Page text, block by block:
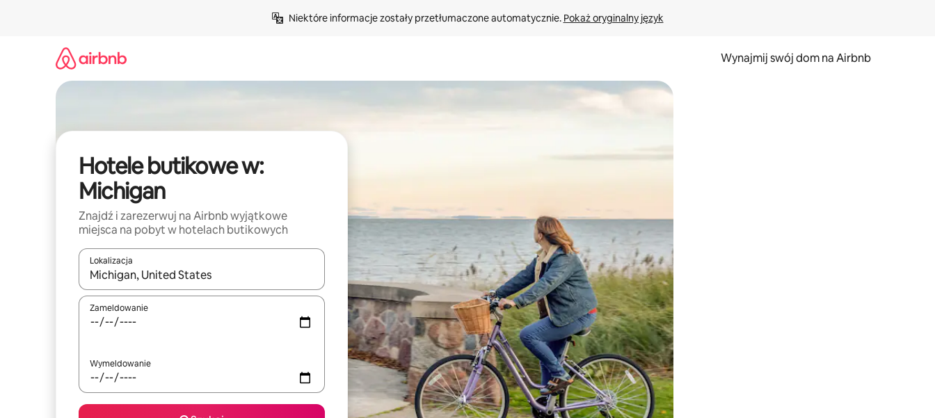
Niektóre informacje zostały przetłumaczone automatycznie. Pokaż oryginalny język
Wynajmij swój dom na Airbnb
Hotele butikowe w:
Michigan
Znajdź i zarezerwuj na Airbnb wyjątkowe
miejsca na pobyt w hotelach butikowych
Lokalizacja
Gdy wyniki będą dostępne, możesz poruszać się po nich za pomocą klawiszy strzałek w górę i w dół lub przeglądać je za pomocą gestów dotykowych lub przesuwania.
Zameldowanie
Wymeldowanie